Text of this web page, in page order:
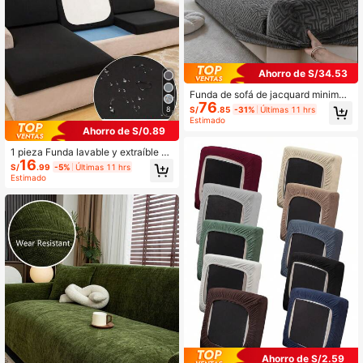
8
Ahorro de S/0.89
1 pieza Funda lavable y extraíble en
color liso con gran elasticidad para
cojín de asiento de sofá, funda para
ada para sala de estar
S/16.99 -5% Últimas 11 hrs
Estimado
Ahorro de S/34.53
Funda de sofá de jacquard minimali
sta premium, suave y amigable con
la piel, protección completa 360° c
slizamiento, lavable a máquina
S/76.85 -31% Últimas 11 hrs
Estimado
Ahorro de S/2.59